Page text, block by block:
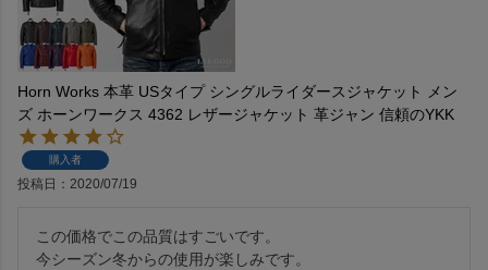
Horn Works 本革 USタイプ シングルライダースジャケット メン
ズ ホーンワークス 4362 レザージャケット 革ジャン 信頼のYKK
購入者
投稿日 2020/07/19
この価格でこの品質はすごいです。
今シーズン冬からの使用が楽しみです。